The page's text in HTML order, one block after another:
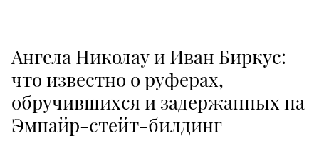
Ангела Николау и Иван Биркус:
что известно о руферах,
обручившихся и задержанных на
Эмпайр-стейт-билдинг